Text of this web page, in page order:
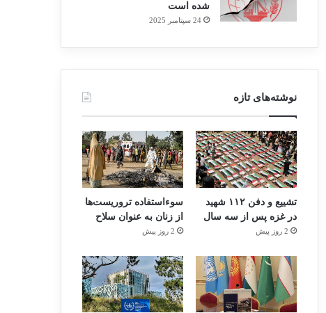
شده است
24 سپتامبر 2025
نوشته‌های تازه
تشییع و دفن ۱۱۲ شهید
در غزه پس از سه سال
2 روز پیش
سوءاستفاده تروریست‌ها
از زنان به عنوان سلاح
2 روز پیش